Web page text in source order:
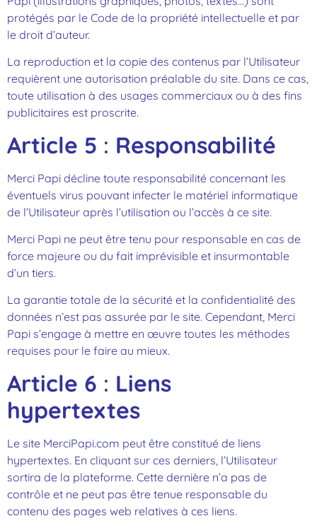
protégés par le Code de la propriété intellectuelle et par
le droit d’auteur.
La reproduction et la copie des contenus par l’Utilisateur
requièrent une autorisation préalable du site. Dans ce cas,
toute utilisation à des usages commerciaux ou à des fins
publicitaires est proscrite.
Article 5 : Responsabilité
Merci Papi décline toute responsabilité concernant les
éventuels virus pouvant infecter le matériel informatique
de l’Utilisateur après l’utilisation ou l’accès à ce site.
Merci Papi ne peut être tenu pour responsable en cas de
force majeure ou du fait imprévisible et insurmontable
d’un tiers.
La garantie totale de la sécurité et la confidentialité des
données n’est pas assurée par le site. Cependant, Merci
Papi s’engage à mettre en œuvre toutes les méthodes
requises pour le faire au mieux.
Article 6 : Liens
hypertextes
Le site MerciPapi.com peut être constitué de liens
hypertextes. En cliquant sur ces derniers, l’Utilisateur
sortira de la plateforme. Cette dernière n’a pas de
contrôle et ne peut pas être tenue responsable du
contenu des pages web relatives à ces liens.